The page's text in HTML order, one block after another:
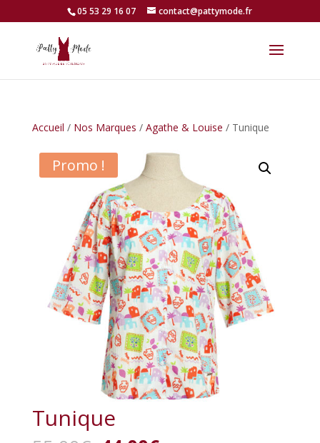
05 53 29 16 07 contact@pattymode.fr
Accueil / Nos Marques / Agathe & Louise / Tunique
Promo !
Tunique